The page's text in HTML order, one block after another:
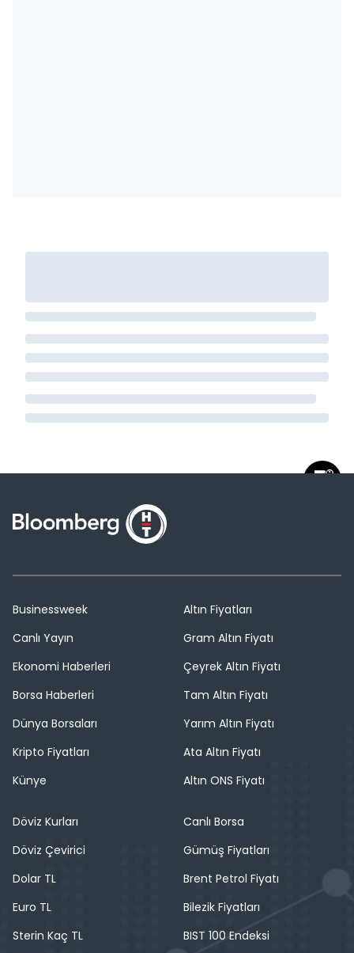
Businessweek
Canlı Yayın
Ekonomi Haberleri
Borsa Haberleri
Dünya Borsaları
Kripto Fiyatları
Künye
Altın Fiyatları
Gram Altın Fiyatı
Çeyrek Altın Fiyatı
Tam Altın Fiyatı
Yarım Altın Fiyatı
Ata Altın Fiyatı
Altın ONS Fiyatı
Döviz Kurları
Döviz Çevirici
Dolar TL
Euro TL
Sterin Kaç TL
Canlı Borsa
Gümüş Fiyatları
Brent Petrol Fiyatı
Bilezik Fiyatları
BIST 100 Endeksi